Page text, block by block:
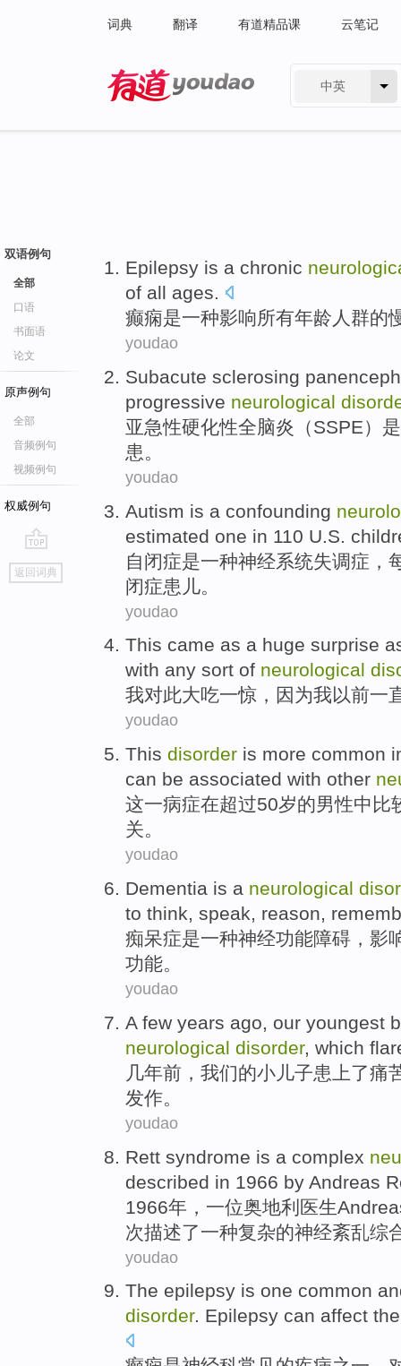
词典 翻译 有道精品课 云笔记
中英
双语例句
全部
口语
书面语
论文
原声例句
全部
音频例句
视频例句
权威例句
go
top
返回词典
Epilepsy is a chronic
of all ages.
癫痫是一种影响所有年龄人群的
youdao
Subacute sclerosing
progressive neurological
亚急性硬化性全脑炎 （SSPE） 是
患。
youdao
Autism is a confounding
estimated one in 110 U.S.
自闭症是一种神经系统失调症 ，
闭症患儿。
youdao
This came as a huge surprise
with any sort of neurological
我对此大吃一惊 ， 因为我以前一
youdao
This disorder is more common
can be associated with other
这一病症在超过50岁的男性中 比
关。
youdao
Dementia is a neurological
to think, speak, reason,
痴呆症是一种神经功能障碍 ， 影
功能。
youdao
A few years ago, our youngest
neurological disorder, which
几年前 ， 我们的小儿子患上了痛
发作。
youdao
Rett syndrome is a complex
described in 1966 by Andreas
1966年， 一位奥地利 医生
次描述了一种复杂的神经紊乱综
youdao
The epilepsy is one common
disorder. Epilepsy can affect